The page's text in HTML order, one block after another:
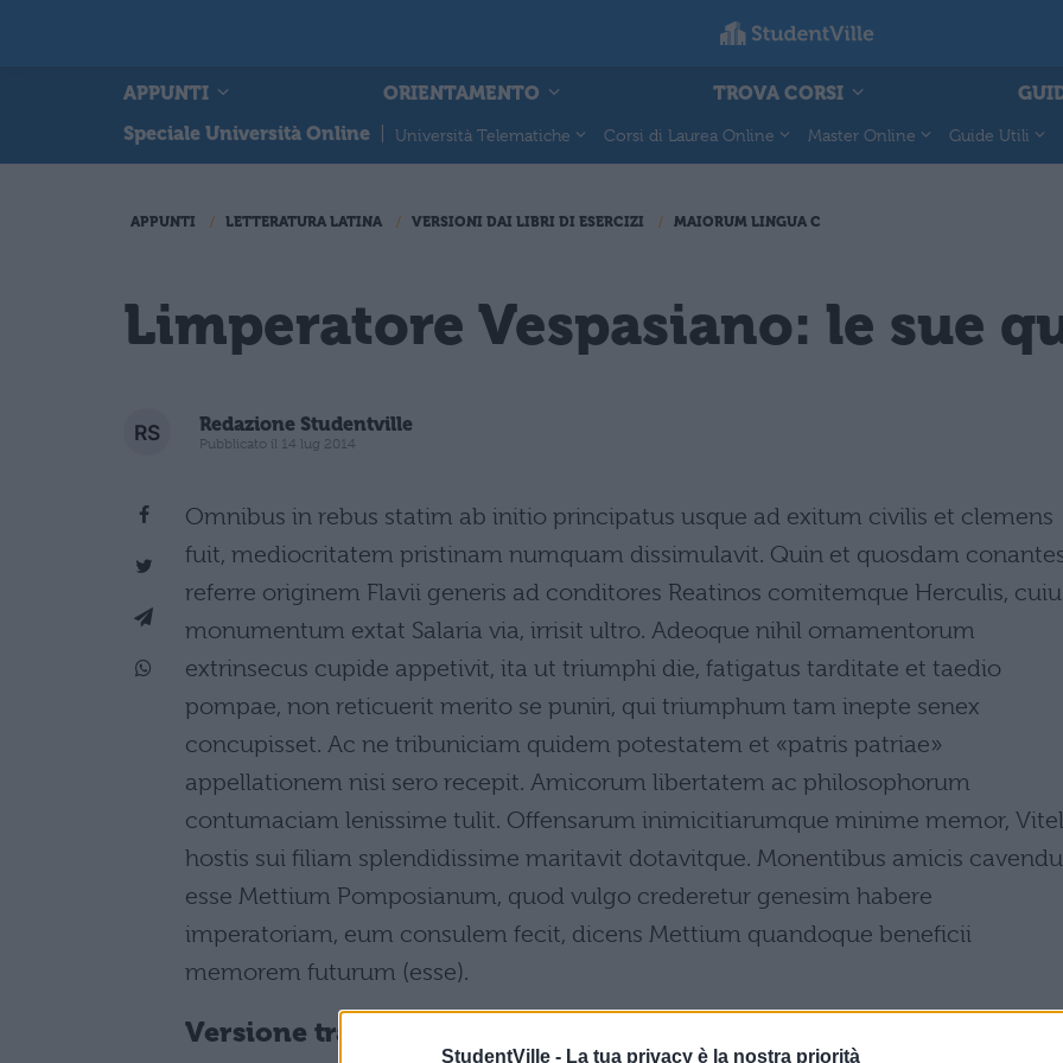
StudentVille - La tua privacy è la nostra priorità
APPUNTI ORIENTAMENTO TROVA CORSI
Speciale Università Online
Università Telematiche Corsi di Laurea Online Master Online Guide Utili
APPUNTI LETTERATURA LATINA VERSIONI DAI LIBRI DI ESERCIZI MAIORUM LINGUA C
Limperatore Vespasiano: le sue
Redazione Studentville
Pubblicato il 14 lug 2014
Omnibus in rebus statim ab initio principatus usque ad exitum civilis et clemens
fuit, mediocritatem pristinam numquam dissimulavit. Quin et quosdam
referre originem Flavii generis ad conditores Reatinos comitemque Herculis,
monumentum extat Salaria via, irrisit ultro. Adeoque nihil ornamentorum
extrinsecus cupide appetivit, ita ut triumphi die, fatigatus tarditate et taedio
pompae, non reticuerit merito se puniri, qui triumphum tam inepte senex
concupisset. Ac ne tribuniciam quidem potestatem et «patris patriae»
appellationem nisi sero recepit. Amicorum libertatem ac philosophorum
contumaciam lenissime tulit. Offensarum inimicitiarumque minime memor,
hostis sui filiam splendidissime maritavit dotavitque. Monentibus amicis
esse Mettium Pomposianum, quod vulgo crederetur genesim habere
imperatoriam, eum consulem fecit, dicens Mettium quandoque beneficii
memorem futurum (esse).
Versione tradotta